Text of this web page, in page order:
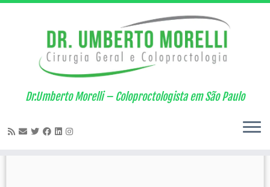
contentDr.Umberto Morelli – Coloproctologista em São Paulo
Arquivo diário:11/03/2016